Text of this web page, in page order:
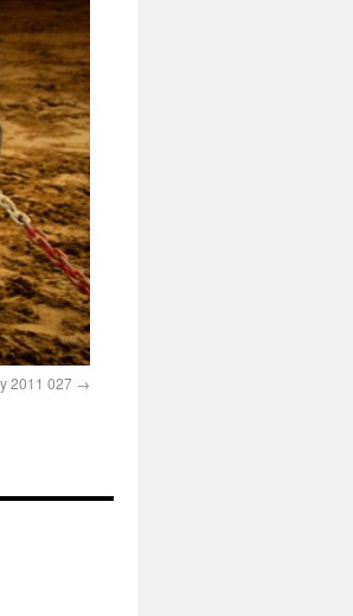
2011 027